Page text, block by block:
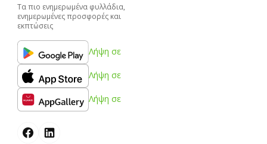
Τα πιο ενημερωμένα φυλλάδια,
ενημερωμένες προσφορές και
εκπτώσεις
Λήψη σε
Λήψη σε
Λήψη σε